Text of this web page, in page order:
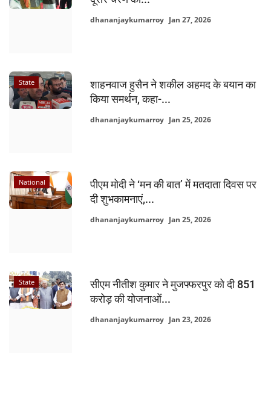
dhananjaykumarroy Jan 27, 2026
State
शाहनवाज हुसैन ने शकील अहमद के बयान का
किया समर्थन, कहा-...
dhananjaykumarroy Jan 25, 2026
National
पीएम मोदी ने ‘मन की बात’ में मतदाता दिवस पर
दी शुभकामनाएं,...
dhananjaykumarroy Jan 25, 2026
State
सीएम नीतीश कुमार ने मुजफ्फरपुर को दी 851
करोड़ की योजनाओं...
dhananjaykumarroy Jan 23, 2026